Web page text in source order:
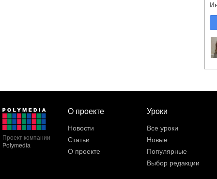
Проект компании
Polymedia
О проекте
Новости
Статьи
О проекте
Уроки
Все уроки
Новые
Популярные
Выбор редакции